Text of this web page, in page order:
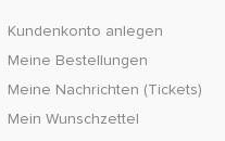
Kundenkonto anlegen
Meine Bestellungen
Meine Nachrichten (Tickets)
Mein Wunschzettel